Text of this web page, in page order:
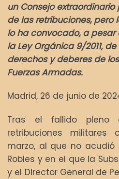
un Consejo
de las retribuciones, pero
lo ha convocado, a
la Ley Orgánica 9/2011,
derechos y deberes de
Fuerzas Armadas.
Madrid, 26 de junio de
Tras el fallido pleno
retribuciones
marzo, al que no
Robles y en el que la
y el Director General de